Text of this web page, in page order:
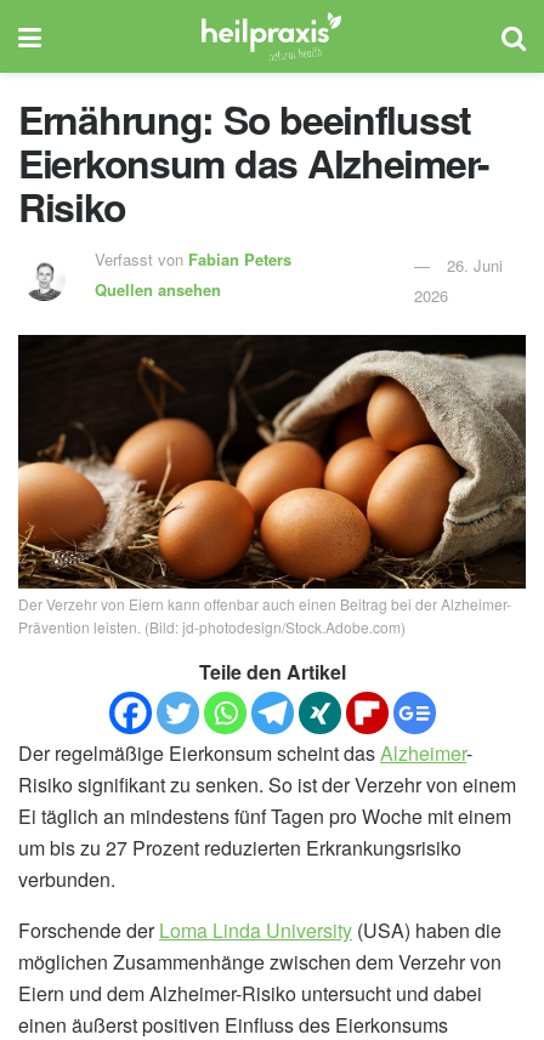
Ernährung: So beeinflusst
Eierkonsum das Alzheimer-
Risiko
Verfasst von Fabian Peters
Quellen ansehen
26. Juni
2026
Der Verzehr von Eiern kann offenbar auch einen Beitrag bei der Alzheimer-
Prävention leisten. (Bild: jd-photodesign/Stock.Adobe.com)
Teile den Artikel
Der regelmäßige Eierkonsum scheint dasAlzheimer-
Risiko signifikant zu senken. So ist der Verzehr von einem
Ei täglich an mindestens fünf Tagen pro Woche mit einem
um bis zu 27 Prozent reduzierten Erkrankungsrisiko
verbunden.
Forschende derLoma Linda University (USA) haben die
möglichen Zusammenhänge zwischen dem Verzehr von
Eiern und dem Alzheimer-Risiko untersucht und dabei
einen äußerst positiven Einfluss des Eierkonsums